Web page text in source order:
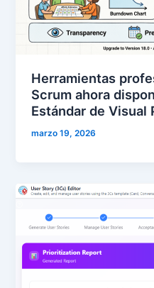
Herramientas
Scrum ahora
Estándar de Visual
marzo 19, 2026